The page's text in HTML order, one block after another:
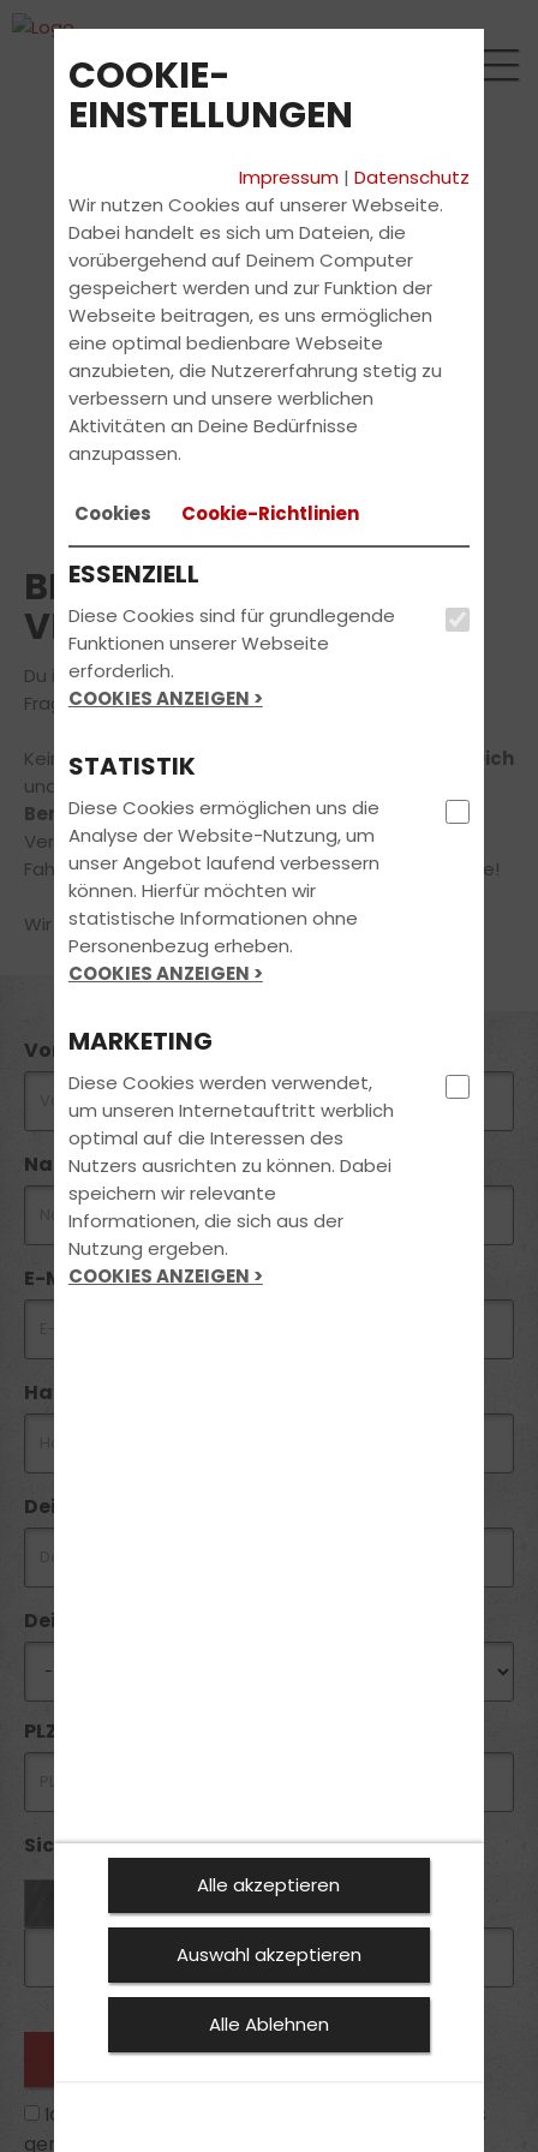
BERATUNGSTERMIN
VEREINBAREN
Du interessierst Dich für unser Angebot oder hast
Fragen rund um Deine Führerscheinausbildung?
Kein Problem,wir nehmen uns gerne die Zeit für Dich
und Dein Anliegen
Beratungsgespräch!
Vereinbare jetzt online einen Termin in unserer
Fahrschule – ganz einfach und bequem von zuhause!
Wir freuen uns auf Deine Nachricht!
Vorname *
Nachname *
E-Mail *
Handynummer *
Dein Wunschtermin
Deine Wunschfiliale
PLZ *
Sicherheitsabfrage *:
Ich habe die
zur Kenntnis
genommen und bin mit ihnen einverstanden.
COOKIE-
EINSTELLUNGEN
Impressum |Datenschutz
Wir nutzen Cookies auf unserer Webseite.
Dabei handelt es sich um Dateien, die
vorübergehend auf Deinem Computer
gespeichert werden und zur Funktion der
Webseite beitragen, es uns ermöglichen
eine optimal bedienbare Webseite
anzubieten, die Nutzererfahrung stetig zu
verbessern und unsere werblichen
Aktivitäten an Deine Bedürfnisse
anzupassen.
Cookies Cookie-Richtlinien
ESSENZIELL
Diese Cookies sind für grundlegende
Funktionen unserer Webseite
erforderlich.
COOKIES ANZEIGEN >
STATISTIK
Diese Cookies ermöglichen uns die
Analyse der Website-Nutzung, um
unser Angebot laufend verbessern
können. Hierfür möchten wir
statistische Informationen ohne
Personenbezug erheben.
COOKIES ANZEIGEN >
MARKETING
Diese Cookies werden verwendet,
um unseren Internetauftritt werblich
optimal auf die Interessen des
Nutzers ausrichten zu können. Dabei
speichern wir relevante
Informationen, die sich aus der
Nutzung ergeben.
COOKIES ANZEIGEN >
Alle akzeptieren
Auswahl akzeptieren
Alle Ablehnen